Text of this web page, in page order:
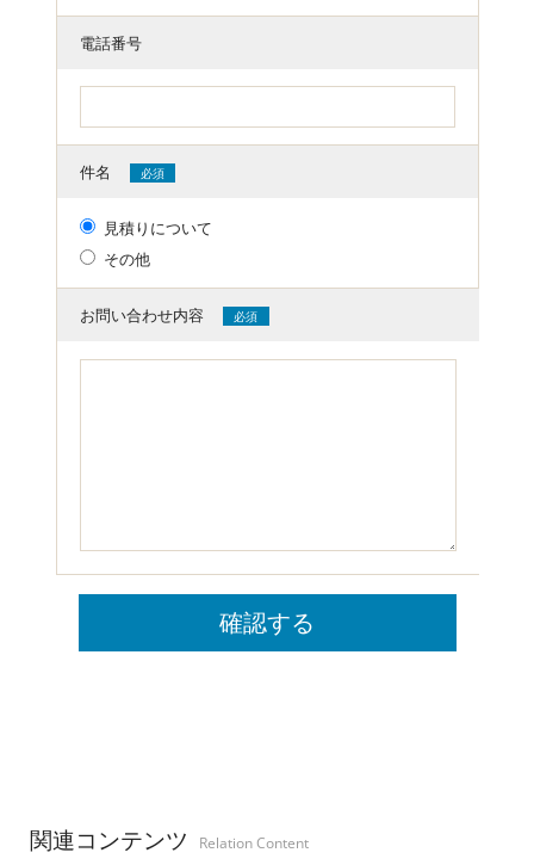
関連コンテンツ Relation Content